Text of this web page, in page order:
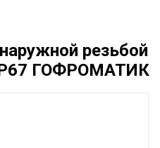
резьбой
ГОФРОМАТИК